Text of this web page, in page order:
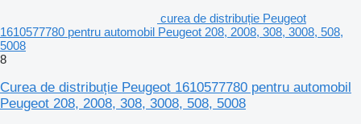
curea de distribuție Peugeot
1610577780 pentru automobil Peugeot 208, 2008, 308, 3008, 508,
5008
8
Curea de distribuție Peugeot 1610577780 pentru automobil
Peugeot 208, 2008, 308, 3008, 508, 5008